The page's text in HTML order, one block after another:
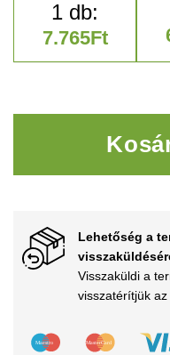
7.765Ft
Lehetőség a
Visszaküldi a
visszatérítjük az